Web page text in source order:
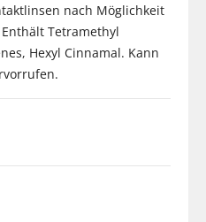
nach Möglichkeit
Tetramethyl
Hexyl Cinnamal. Kann